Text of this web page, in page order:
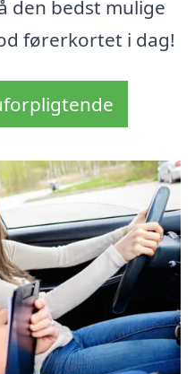
den bedst mulige
førerkortet i dag!